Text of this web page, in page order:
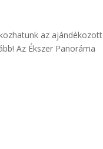
az ajándékozott
Az Ékszer Panoráma